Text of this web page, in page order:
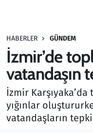
HABERLER GÜNDEM
İzmir’de
vatandaşın
İzmir
yığınlar
vatandaşların
Haber
Kültür Sanat
Kurumsal
Lezzet Durağı